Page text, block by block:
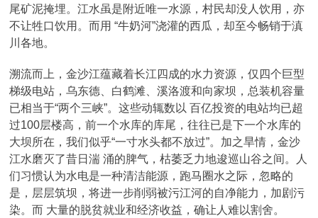
尾矿泥掩埋。江水虽是附近唯一水源，村民却没人饮用，亦
不让牲口饮用。而用 “牛奶河”浇灌的西瓜，却至今畅销于滇
川各地。
溯流而上，金沙江蕴藏着长江四成的水力资源，仅四个巨型
梯级电站，乌东德、白鹤滩、溪洛渡和向家坝，总装机容量
已相当于“两个三峡”。这些动辄数以 百亿投资的电站均已超
过100层楼高，前一个水库的库尾，往往已是下一个水库的
大坝所在，我们似乎“一寸水头都不放过”。加之旱情，金沙
江水磨灭了昔日湍 涌的脾气，枯萎乏力地逡巡山谷之间。人
们习惯认为水电是一种清洁能源，跑马圈水之际，忽略的
是，层层筑坝，将进一步削弱被污江河的自净能力，加剧污
染。而 大量的脱贫就业和经济收益，确让人难以割舍。